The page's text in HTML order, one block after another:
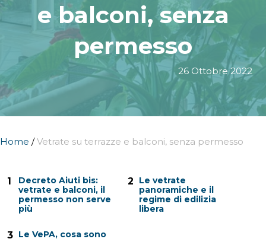
e balconi, senza
permesso
26 Ottobre 2022
Home /Vetrate su terrazze e balconi, senza permesso
1
Decreto Aiuti bis:
vetrate e balconi, il
permesso non serve
più
2
Le vetrate
panoramiche e il
regime di edilizia
libera
3 Le VePA, cosa sono